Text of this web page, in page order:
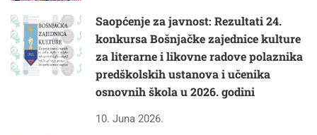
Saopćenje za javnost: Rezultati 24.
konkursa Bošnjačke zajednice kulture
za literarne i likovne radove polaznika
predškolskih ustanova i učenika
osnovnih škola u 2026. godini
10. Juna 2026.